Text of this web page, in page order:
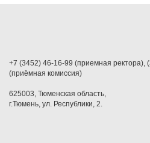
+7 (3452) 46-16-99 (приемная ректора),
(приёмная комиссия)
625003, Тюменская область,
г.Тюмень, ул. Республики, 2.